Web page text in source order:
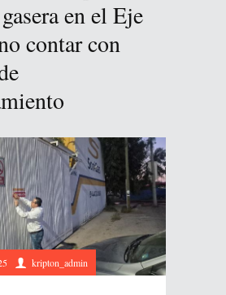
en el Eje
contar con
kripton_admin